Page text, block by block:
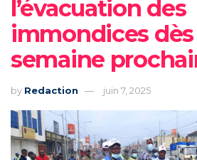
l’évacuation des
immondices dès
semaine
by Redaction juin 7, 2025